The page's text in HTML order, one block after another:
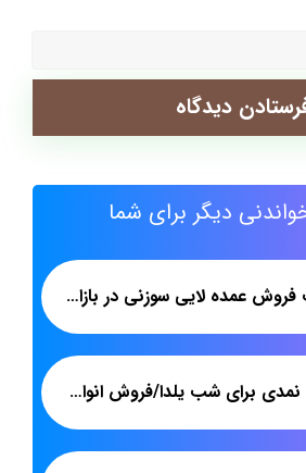
دیگر برای شما
قیمت فروش عمده لایی سوزنی در بازار تهران
پارچه نمدی برای شب یلدا/فروش انواع پارچه نمدی برای شب یلدا